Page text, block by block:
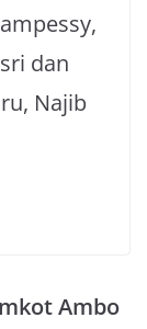
dan
Najib
Ambo